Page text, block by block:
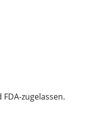
zugelassen.